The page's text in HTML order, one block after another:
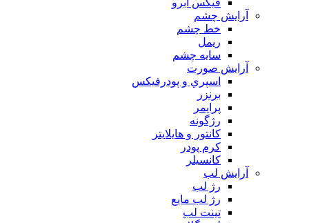
آرايش چشم
خط چشم
ريمل
سايه چشم
آرايش صورت
اسپري و پودرفيكس
برنزر
پرايمر
رژگونه
كانتور و هايلايتر
كرم پودر
كانسيلر
آرايش لب
رژ لب
رژ لب مایع
تینت لب